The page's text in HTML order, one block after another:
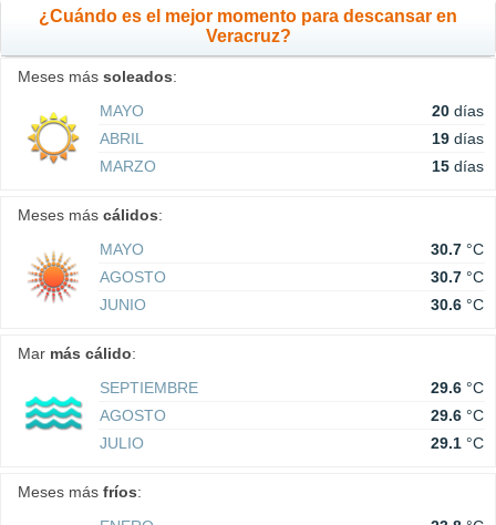
¿Cuándo es el mejor momento para descansar en
Veracruz?
Meses más soleados:
MAYO
20 días
ABRIL
19 días
MARZO
15 días
Meses más cálidos:
MAYO
30.7 °C
AGOSTO
30.7 °C
JUNIO
30.6 °C
Mar más cálido:
SEPTIEMBRE
29.6 °C
AGOSTO
29.6 °C
JULIO
29.1 °C
Meses más fríos: